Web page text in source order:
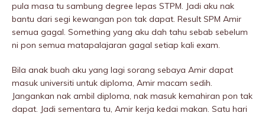
pula masa tu sambung degree lepas STPM. Jadi aku nak
bantu dari segi kewangan pon tak dapat. Result SPM Amir
semua gagal. Something yang aku dah tahu sebab sebelum
ni pon semua matapalajaran gagal setiap kali exam.
Bila anak buah aku yang lagi sorang sebaya Amir dapat
masuk universiti untuk diploma, Amir macam sedih.
Jangankan nak ambil diploma, nak masuk kemahiran pon tak
dapat. Jadi sementara tu, Amir kerja kedai makan. Satu hari